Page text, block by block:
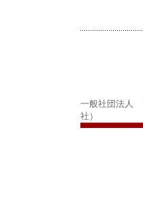
一般社団法人
社）